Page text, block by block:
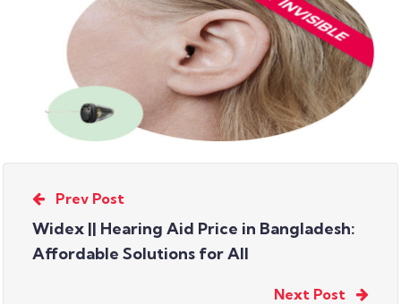
Prev Post
Widex || Hearing Aid Price in Bangladesh:
Affordable Solutions for All
Next Post